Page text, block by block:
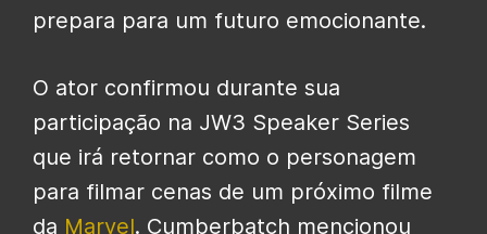
prepara para um futuro emocionante.
O ator confirmou durante sua
participação na JW3 Speaker Series
que irá retornar como o personagem
para filmar cenas de um próximo filme
da Marvel. Cumberbatch mencionou